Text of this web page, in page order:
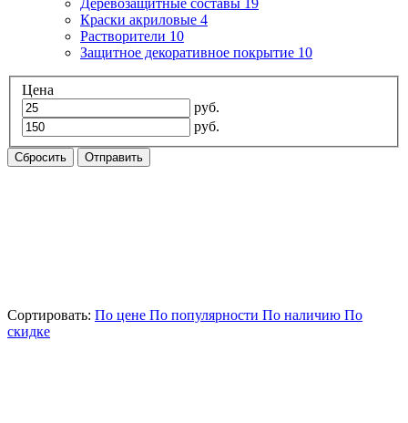
Краски акриловые 4
Растворители 10
Защитное декоративное покрытие 10
Цена
руб.
руб.
Сбросить Отправить
Сортировать: По цене По популярности По наличию По
скидке